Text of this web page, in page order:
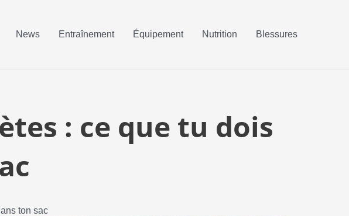
News Entraînement Équipement Nutrition Blessures
: ce que tu dois
ton sac